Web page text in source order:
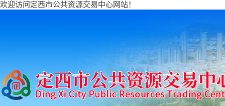
欢迎访问定西市公共资源交易中心网站！